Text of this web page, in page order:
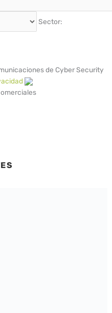
Sector:
de Cyber Security